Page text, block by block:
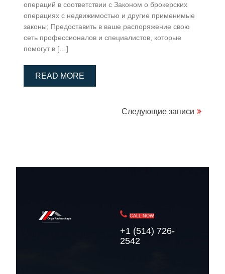
операций в соответствии с Законом о брокерских
операциях с недвижимостью и другие применимые
законы; Предоставить в ваше распоряжение свою
сеть профессионалов и специалистов, которые
помогут в […]
READ MORE
Следующие записи
CALL NOW
+1 (514) 726-
2542